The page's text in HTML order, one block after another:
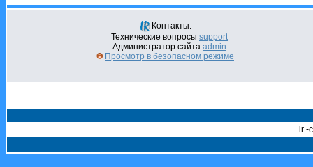
Контакты:
Технические вопросы support
Администратор сайта admin
Просмотр в безопасном режиме
ir -